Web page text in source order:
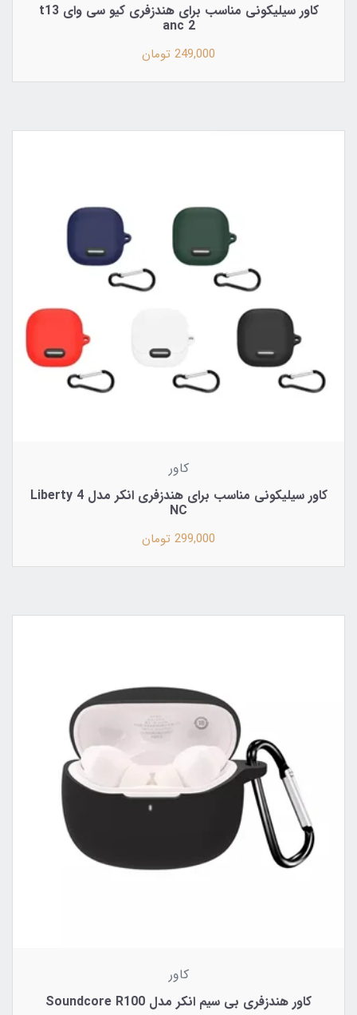
کاور سیلیکونی مناسب برای هندزفری کیو سی وای t13
anc 2
249,000 تومان
کاور
کاور سیلیکونی مناسب برای هندزفری انکر مدل Liberty 4
NC
299,000 تومان
کاور
کاور هندزفری بی سیم انکر مدل Soundcore R100